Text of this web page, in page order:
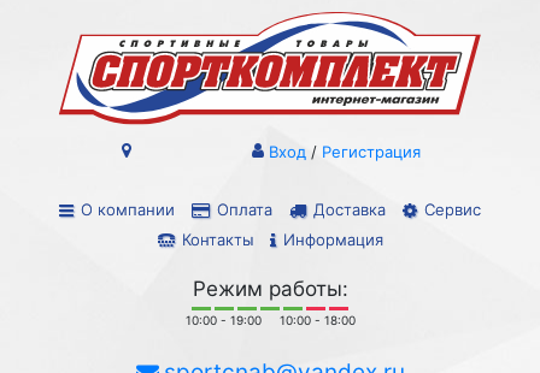
О компании Оплата Доставка
Сервис
Контакты
Информация
Вход / Регистрация
Режим работы:
10:00 - 19:00 10:00 - 18:00